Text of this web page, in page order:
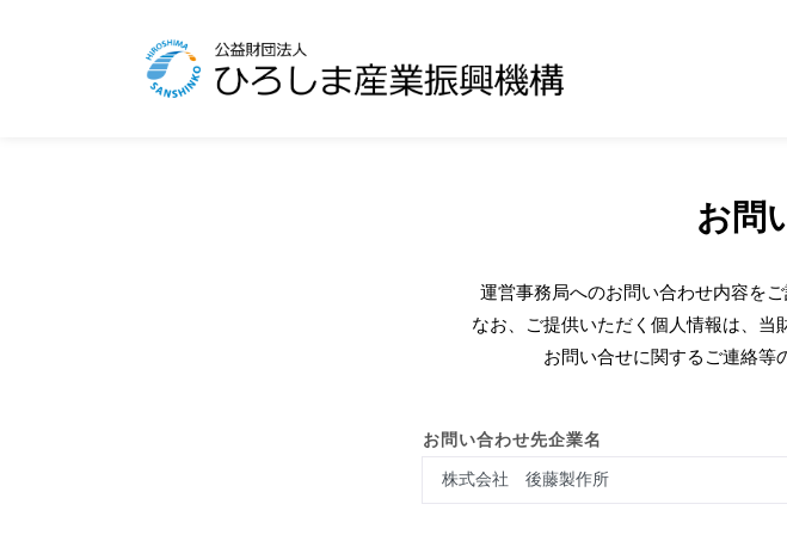
お問
運営事務局へのお問い合わせ内容を
なお、ご提供いただく個人情報は、当
お問い合せに関するご連絡等
お問い合わせ先企業名